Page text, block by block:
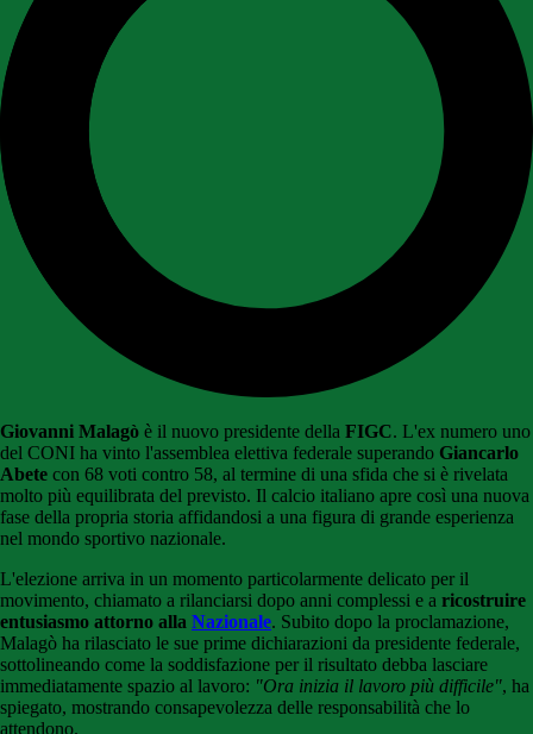
Giovanni Malagò è il nuovo presidente della FIGC. L'ex numero uno
del CONI ha vinto l'assemblea elettiva federale superando Giancarlo
Abete con 68 voti contro 58, al termine di una sfida che si è rivelata
molto più equilibrata del previsto. Il calcio italiano apre così una nuova
fase della propria storia affidandosi a una figura di grande esperienza
nel mondo sportivo nazionale.
L'elezione arriva in un momento particolarmente delicato per il
movimento, chiamato a rilanciarsi dopo anni complessi e a ricostruire
entusiasmo attorno alla Nazionale. Subito dopo la proclamazione,
Malagò ha rilasciato le sue prime dichiarazioni da presidente federale,
sottolineando come la soddisfazione per il risultato debba lasciare
immediatamente spazio al lavoro: "Ora inizia il lavoro più difficile", ha
spiegato, mostrando consapevolezza delle responsabilità che lo
attendono.